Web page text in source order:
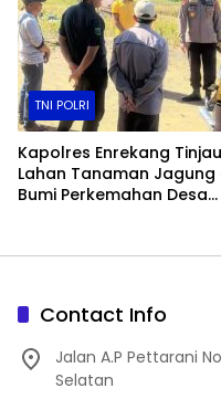
TNI POLRI
Kapolres Enrekang Tinjau
Lahan Tanaman Jagung
Bumi Perkemahan Desa
Contact Info
Jalan A.P Pettarani
Selatan